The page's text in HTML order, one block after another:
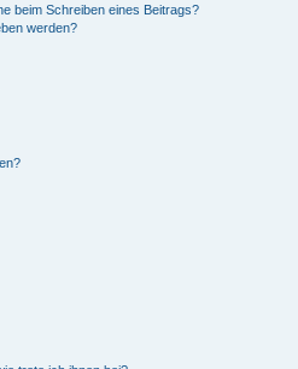
beim Schreiben eines Beitrags?
werden?